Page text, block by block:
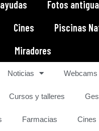
Fotos
Cines
Piscinas
Miradores
Noticias Webcams
Cursos y talleres
Farmacias Cines